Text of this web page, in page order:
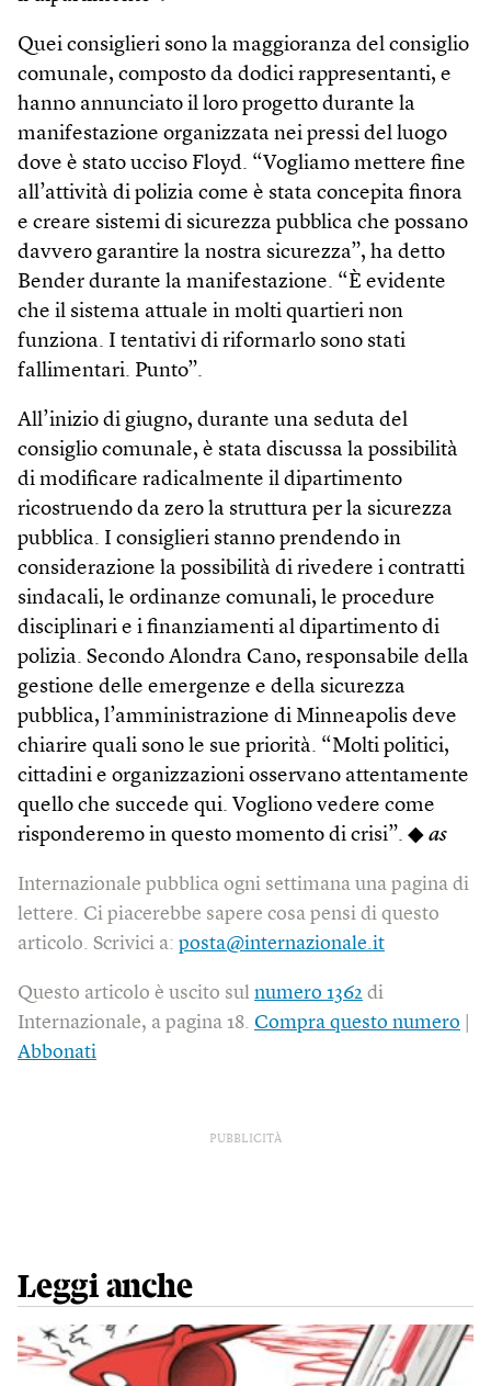
Quei consiglieri sono la maggioranza del consiglio
comunale, composto da dodici rappresentanti, e
hanno annunciato il loro progetto durante la
manifestazione organizzata nei pressi del luogo
dove è stato ucciso Floyd. “Vogliamo mettere fine
all’attività di polizia come è stata concepita finora
e creare sistemi di sicurezza pubblica che possano
davvero garantire la nostra sicurezza”, ha detto
Bender durante la manifestazione. “È evidente
che il sistema attuale in molti quartieri non
funziona. I tentativi di riformarlo sono stati
fallimentari. Punto”.
All’inizio di giugno, durante una seduta del
consiglio comunale, è stata discussa la possibilità
di modificare radicalmente il dipartimento
ricostruendo da zero la struttura per la sicurezza
pubblica. I consiglieri stanno prendendo in
considerazione la possibilità di rivedere i contratti
sindacali, le ordinanze comunali, le procedure
disciplinari e i finanziamenti al dipartimento di
polizia. Secondo Alondra Cano, responsabile della
gestione delle emergenze e della sicurezza
pubblica, l’amministrazione di Minneapolis deve
chiarire quali sono le sue priorità. “Molti politici,
cittadini e organizzazioni osservano attentamente
quello che succede qui. Vogliono vedere come
risponderemo in questo momento di crisi”. ◆ as
Internazionale pubblica ogni settimana una pagina di
lettere. Ci piacerebbe sapere cosa pensi di questo
articolo. Scrivici a: posta@internazionale.it
Questo articolo è uscito sul numero 1362 di
Internazionale, a pagina 18. Compra questo numero
Abbonati
PUBBLICITÀ
Leggi anche